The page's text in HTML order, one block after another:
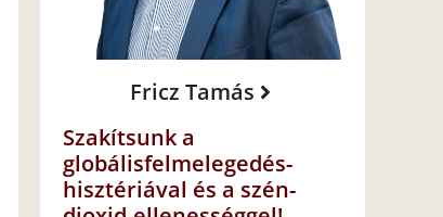
Fricz Tamás
Szakítsunk a
globálisfelmelegedés-
hisztériával és a szén-